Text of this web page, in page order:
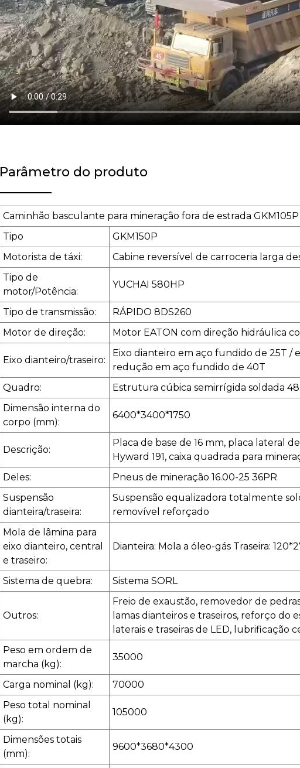
Parâmetro do produto
Caminhão basculante para mineração fora de estrada GKM105P
Tipo
GKM150P
Motorista de táxi:
Cabine reversível de carroceria larga
Tipo de
motor/Potência:
YUCHAI 580HP
Tipo de transmissão:
RÁPIDO 8DS260
Motor de direção:
Motor EATON com direção hidráulica
Eixo dianteiro/traseiro:
Eixo dianteiro em aço fundido de 25T /
redução em aço fundido de 40T
Quadro:
Estrutura cúbica semirrígida soldada
Dimensão interna do
corpo (mm):
6400*3400*1750
Descrição:
Placa de base de 16 mm, placa lateral
Hyward 191, caixa quadrada para
Deles:
Pneus de mineração 16.00-25 36PR
Suspensão
dianteira/traseira:
Suspensão equalizadora totalmente
removível reforçado
Mola de lâmina para
eixo dianteiro, central
e traseiro:
Dianteira: Mola a óleo-gás Traseira:
Sistema de quebra: Sistema SORL
Outros:
Freio de exaustão, removedor de
lamas dianteiros e traseiros, reforço do
laterais e traseiras de LED, lubrificação
Peso em ordem de
marcha (kg):
35000
Carga nominal (kg):
70000
Peso total nominal
(kg):
105000
Dimensões totais
(mm):
9600*3680*4300